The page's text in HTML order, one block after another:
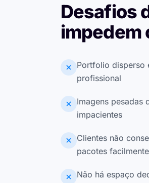
Desafios
impedem
Portfolio disperso
profissional
Imagens pesadas
impacientes
Clientes não
pacotes facilmente
Não há espaço